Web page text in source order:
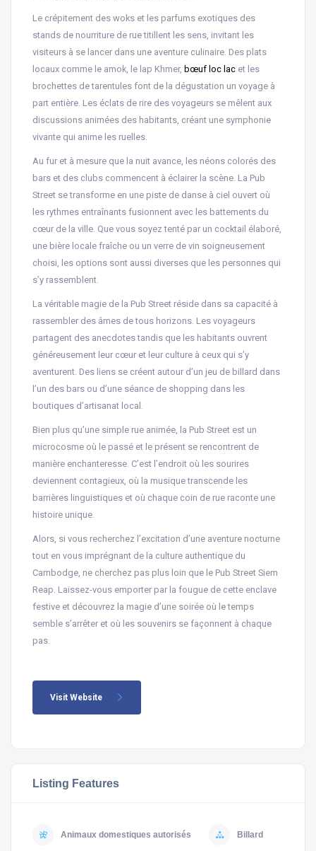
Le crépitement des woks et les parfums exotiques des
stands de nourriture de rue titillent les sens, invitant les
visiteurs à se lancer dans une aventure culinaire. Des plats
locaux comme le amok, le lap Khmer, bœuf loc lac et les
brochettes de tarentules font de la dégustation un voyage à
part entière. Les éclats de rire des voyageurs se mêlent aux
discussions animées des habitants, créant une symphonie
vivante qui anime les ruelles.
Au fur et à mesure que la nuit avance, les néons colorés des
bars et des clubs commencent à éclairer la scène. La Pub
Street se transforme en une piste de danse à ciel ouvert où
les rythmes entraînants fusionnent avec les battements du
cœur de la ville. Que vous soyez tenté par un cocktail élaboré,
une bière locale fraîche ou un verre de vin soigneusement
choisi, les options sont aussi diverses que les personnes qui
s’y rassemblent.
La véritable magie de la Pub Street réside dans sa capacité à
rassembler des âmes de tous horizons. Les voyageurs
partagent des anecdotes tandis que les habitants ouvrent
généreusement leur cœur et leur culture à ceux qui s’y
aventurent. Des liens se créent autour d’un jeu de billard dans
l’un des bars ou d’une séance de shopping dans les
boutiques d’artisanat local.
Bien plus qu’une simple rue animée, la Pub Street est un
microcosme où le passé et le présent se rencontrent de
manière enchanteresse. C’est l’endroit où les sourires
deviennent contagieux, où la musique transcende les
barrières linguistiques et où chaque coin de rue raconte une
histoire unique.
Alors, si vous recherchez l’excitation d’une aventure nocturne
tout en vous imprégnant de la culture authentique du
Cambodge, ne cherchez pas plus loin que le Pub Street Siem
Reap. Laissez-vous emporter par la fougue de cette enclave
festive et découvrez la magie d’une soirée où le temps
semble s’arrêter et où les souvenirs se façonnent à chaque
pas.
Visit Website
Listing Features
Animaux domestiques autorisés Billard